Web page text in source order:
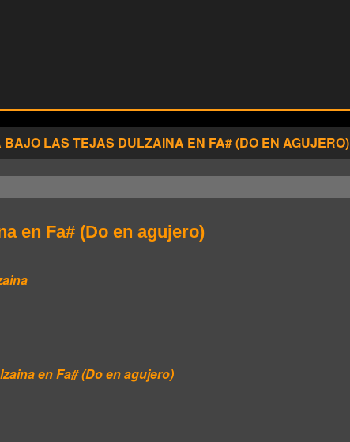
BAJO LAS TEJAS DULZAINA EN FA# (DO EN AGUJERO)
en Fa# (Do en agujero)
en Fa# (Do en agujero)